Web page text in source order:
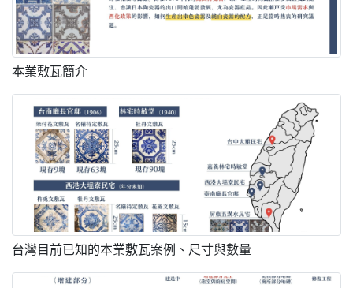
本業敷瓦簡介
台灣目前已知的本業敷瓦案例、尺寸與數量